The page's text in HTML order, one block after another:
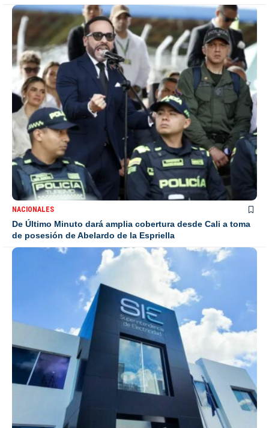
NACIONALES
De Último Minuto dará amplia cobertura desde Cali a toma
de posesión de Abelardo de la Espriella